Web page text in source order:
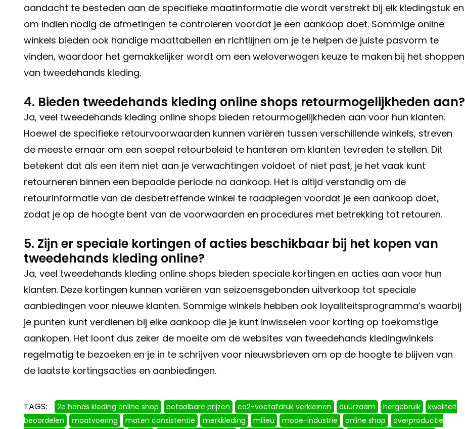
aandacht te besteden aan de specifieke maatinformatie die wordt verstrekt bij elk kledingstuk en
om indien nodig de afmetingen te controleren voordat je een aankoop doet. Sommige online
winkels bieden ook handige maattabellen en richtlijnen om je te helpen de juiste pasvorm te
vinden, waardoor het gemakkelijker wordt om een weloverwogen keuze te maken bij het shoppen
van tweedehands kleding.
4. Bieden tweedehands kleding online shops retourmogelijkheden aan?
Ja, veel tweedehands kleding online shops bieden retourmogelijkheden aan voor hun klanten.
Hoewel de specifieke retourvoorwaarden kunnen variëren tussen verschillende winkels, streven
de meeste ernaar om een soepel retourbeleid te hanteren om klanten tevreden te stellen. Dit
betekent dat als een item niet aan je verwachtingen voldoet of niet past, je het vaak kunt
retourneren binnen een bepaalde periode na aankoop. Het is altijd verstandig om de
retourinformatie van de desbetreffende winkel te raadplegen voordat je een aankoop doet,
zodat je op de hoogte bent van de voorwaarden en procedures met betrekking tot retouren.
5. Zijn er speciale kortingen of acties beschikbaar bij het kopen van
tweedehands kleding online?
Ja, veel tweedehands kleding online shops bieden speciale kortingen en acties aan voor hun
klanten. Deze kortingen kunnen variëren van seizoensgebonden uitverkoop tot speciale
aanbiedingen voor nieuwe klanten. Sommige winkels hebben ook loyaliteitsprogramma’s waarbij
je punten kunt verdienen bij elke aankoop die je kunt inwisselen voor korting op toekomstige
aankopen. Het loont dus zeker de moeite om de websites van tweedehands kledingwinkels
regelmatig te bezoeken en je in te schrijven voor nieuwsbrieven om op de hoogte te blijven van
de laatste kortingsacties en aanbiedingen.
TAGS: 2e hands kleding online shop betaalbare prijzen co2-voetafdruk verkleinen duurzaam hergebruik
kwaliteit
beoordelen
maatvoering maten consistentie merkkleding milieu mode-industrie online shop overproductie